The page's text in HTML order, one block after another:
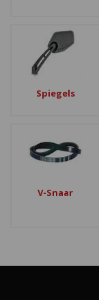
Spiegels
V-Snaar